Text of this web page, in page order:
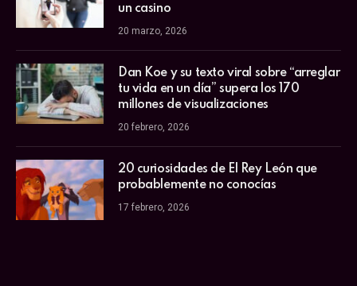
un casino
20 marzo, 2026
Dan Koe y su texto viral sobre “arreglar
tu vida en un día” supera los 170
millones de visualizaciones
20 febrero, 2026
20 curiosidades de El Rey León que
probablemente no conocías
17 febrero, 2026